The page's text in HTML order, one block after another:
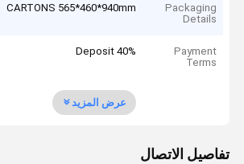
Packaging
Details
CARTONS 565*460*940mm
Payment
Terms
40% Deposit
عرض المزيد
تفاصيل الاتصال